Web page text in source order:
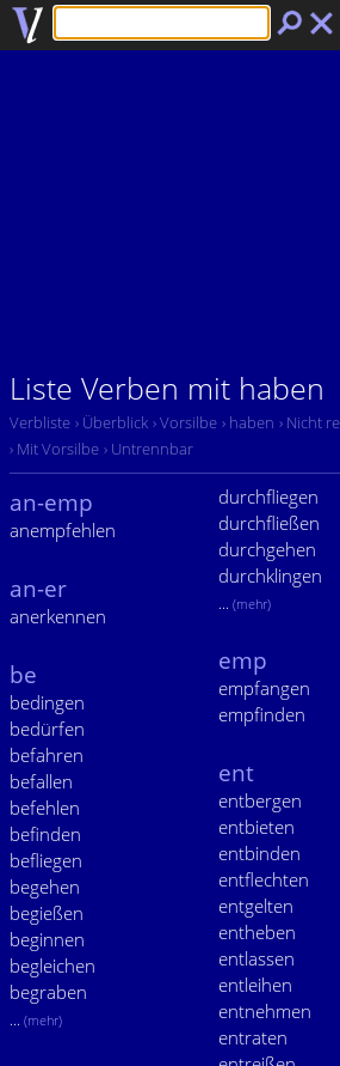
Liste Verben mit haben
Verbliste › Überblick › Vorsilbe › haben › Nicht
› Mit Vorsilbe › Untrennbar
an-emp
anempfehlen
an-er
anerkennen
be
bedingen
bedürfen
befahren
befallen
befehlen
befinden
befliegen
begehen
begießen
beginnen
begleichen
begraben
... (mehr)
durchfliegen
durchfließen
durchgehen
durchklingen
... (mehr)
emp
empfangen
empfinden
ent
entbergen
entbieten
entbinden
entflechten
entgelten
entheben
entlassen
entleihen
entnehmen
entraten